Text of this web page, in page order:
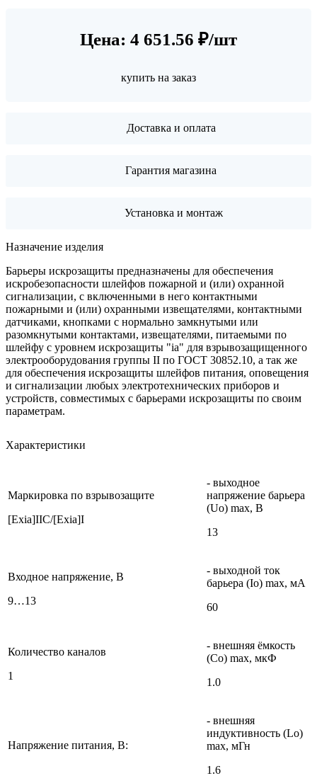
Цена: 4 651.56 ₽/шт
купить на заказ
Доставка и оплата
Гарантия магазина
Установка и монтаж
Назначение изделия
Барьеры искрозащиты предназначены для обеспечения
искробезопасности шлейфов пожарной и (или) охранной
сигнализации, с включенными в него контактными
пожарными и (или) охранными извещателями, контактными
датчиками, кнопками с нормально замкнутыми или
разомкнутыми контактами, извещателями, питаемыми по
шлейфу с уровнем искрозащиты "ia" для взрывозащищенного
электрооборудования группы II по ГОСТ 30852.10, а так же
для обеспечения искрозащиты шлейфов питания, оповещения
и сигнализации любых электротехнических приборов и
устройств, совместимых с барьерами искрозащиты по своим
параметрам.
Характеристики
Маркировка по взрывозащите
[Exia]IIC/[Exia]I
- выходное
напряжение барьера
(Uo) max, В
13
Входное напряжение, В
9…13
- выходной ток
барьера (Io) max, мА
60
Количество каналов
1
- внешняя ёмкость
(Со) max, мкФ
1.0
Напряжение питания, B:
- внешняя
индуктивность (Lo)
max, мГн
1.6